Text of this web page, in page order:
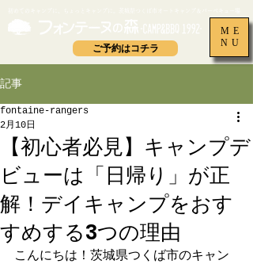
ご予約はコチラ
ME
NU
記事
【初心者必見】キャンプデ
ビューは「日帰り」が正
解！デイキャンプをおす
すめする3つの理由
fontaine-rangers
2月10日
こんにちは！茨城県つくば市のキャン